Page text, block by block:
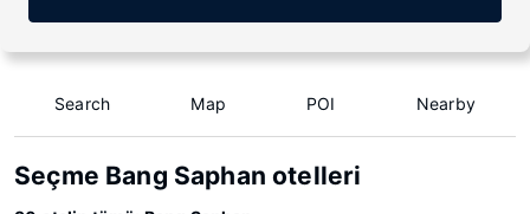
Search Map POI Nearby
Seçme Bang Saphan otelleri